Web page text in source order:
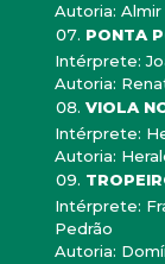
Autoria:
PONTA
Intérprete:
Autoria:
VIOLA
Intérprete:
Autoria:
Intérprete:
Pedrão
Autoria: